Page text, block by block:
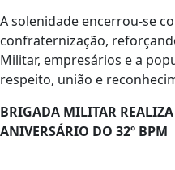
A solenidade encerrou-se
confraternização,
Militar, empresários e a
respeito, união e
BRIGADA MILITAR
ANIVERSÁRIO DO 32º BPM